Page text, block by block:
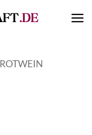
ROTWEIN